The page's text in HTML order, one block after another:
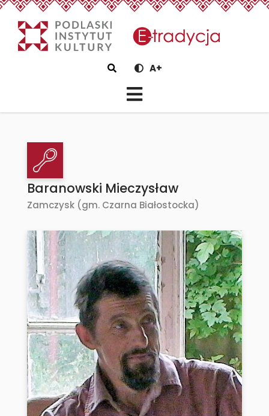
eTradycjaBaranowski
Szukaj A+
Baranowski Mieczysław
Zamczysk (gm. Czarna Białostocka)